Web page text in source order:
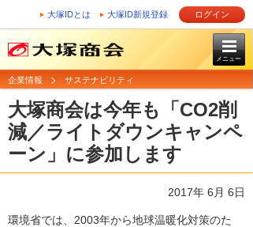
大塚IDとは 大塚ID新規登録 ログイン
メニュー
企業情報 サステナビリティ
大塚商会は今年も「CO2削
減／ライトダウンキャンペ
ーン」に参加します
2017年 6月 6日
環境省では、2003年から地球温暖化対策のた